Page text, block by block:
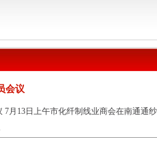
会议
月13日上午市化纤制线业商会在南通通